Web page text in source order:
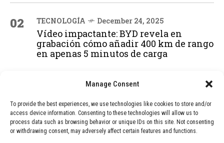
Manage Consent
To provide the best experiences, we use technologies like cookies to store and/or
access device information. Consenting to these technologies will allow us to
process data such as browsing behavior or unique IDs on this site. Not consenting
or withdrawing consent, may adversely affect certain features and functions.
02 TECNOLOGÍA December 24, 2025
Vídeo impactante: BYD revela en
grabación cómo añadir 400 km de rango
en apenas 5 minutos de carga
December 24, 2025
GAME se Une a la Oferta de Balizas V16
Geolocalizadas, Obligatorias a Partir de
2026